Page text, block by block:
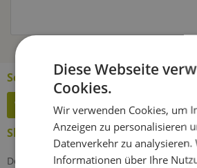
Service Hotline
Widerruf erklären
Shop Service
Defektes Produkt
Diese Webseite
Cookies.
Wir verwenden Cookies, um
Anzeigen zu personalisieren
Datenverkehr zu analysieren.
Informationen über Ihre